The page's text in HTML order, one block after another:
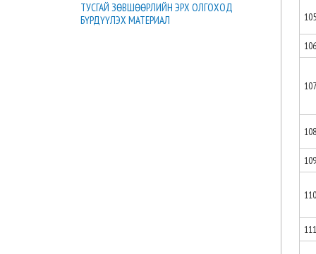
ТУСГАЙ ЗӨВШӨӨРЛИЙН ЭРХ ОЛГОХОД
БҮРДҮҮЛЭХ МАТЕРИАЛ
105
106
107
108
109
110
111